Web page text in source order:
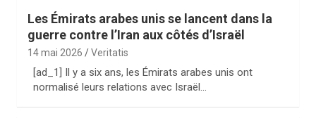
Les Émirats arabes unis se lancent dans la
guerre contre l’Iran aux côtés d’Israël
14 mai 2026 Veritatis
[ad_1] Il y a six ans, les Émirats arabes unis ont
normalisé leurs relations avec Israël…